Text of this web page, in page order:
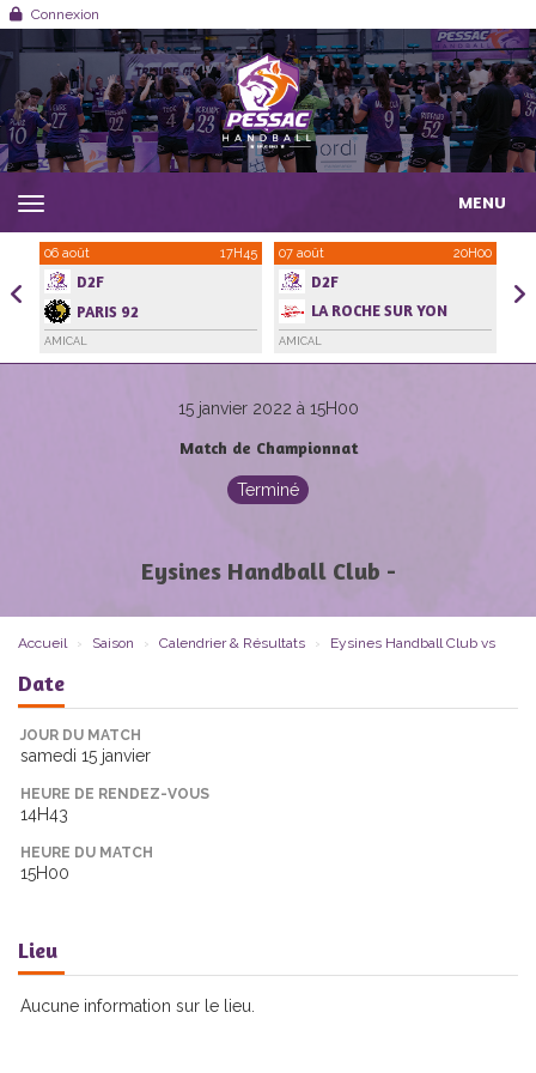
Connexion
MENU
06 août 17H45
D2F
PARIS 92
AMICAL
07 août 20H00
D2F
LA ROCHE SUR YON
HANDBALL VENDEE
AMICAL
15 janvier 2022 à 15H00
Match de Championnat
Terminé
Eysines Handball Club -
Accueil Saison Calendrier & Résultats Eysines Handball Club vs
Date
JOUR DU MATCH
samedi 15 janvier
HEURE DE RENDEZ-VOUS
14H43
HEURE DU MATCH
15H00
Lieu
Aucune information sur le lieu.
Panneau de gestion des cookies